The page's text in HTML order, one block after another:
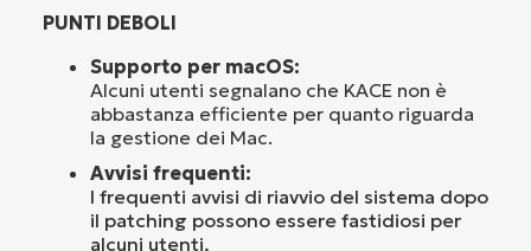
PUNTI DEBOLI
Supporto per macOS:
Alcuni utenti segnalano che KACE non è
abbastanza efficiente per quanto riguarda
la gestione dei Mac.
Avvisi frequenti:
I frequenti avvisi di riavvio del sistema dopo
il patching possono essere fastidiosi per
alcuni utenti.